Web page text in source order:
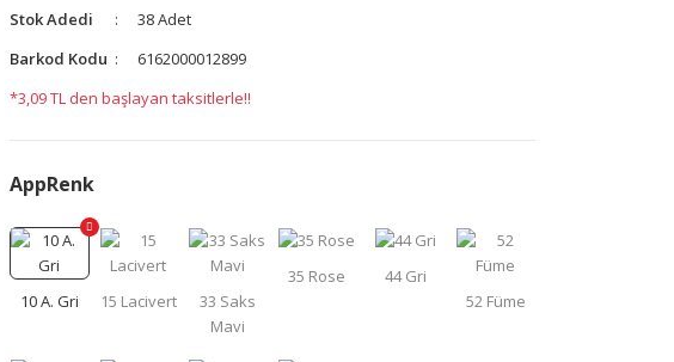
Stok Adedi
38 Adet
Barkod Kodu
6162000012899
*3,09 TL den başlayan taksitlerle!!
AppRenk